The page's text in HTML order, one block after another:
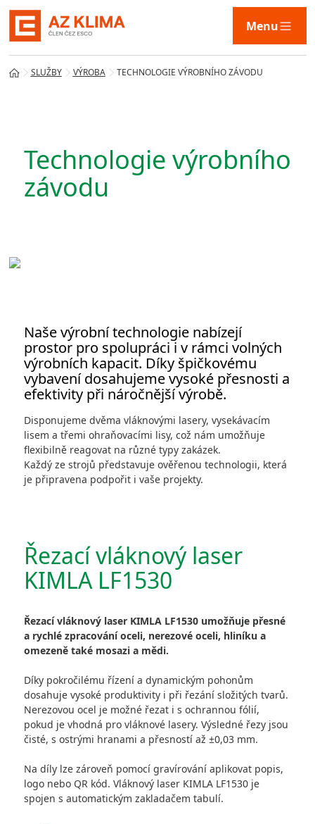
Menu
Technologie
Kontakty
Retrofit VZT
AEROSEAL
E-SHOP
Copyright 2026 AZ KLIMA, a.s.
SLUŽBY VÝROBA TECHNOLOGIE VÝROBNÍHO ZÁVODU
Technologie výrobního
závodu
Naše výrobní technologie nabízejí
prostor pro spolupráci i v rámci volných
výrobních kapacit. Díky špičkovému
vybavení dosahujeme vysoké přesnosti a
efektivity při náročnější výrobě.
Disponujeme dvěma vláknovými lasery, vysekávacím
lisem a třemi ohraňovacími lisy, což nám umožňuje
flexibilně reagovat na různé typy zakázek.
Každý ze strojů představuje ověřenou technologii, která
je připravena podpořit i vaše projekty.
Řezací vláknový laser
KIMLA LF1530
Řezací vláknový laser KIMLA LF1530 umožňuje přesné
a rychlé zpracování oceli, nerezové oceli, hliníku a
omezeně také mosazi a mědi.
Díky pokročilému řízení a dynamickým pohonům
dosahuje vysoké produktivity i při řezání složitých tvarů.
Nerezovou ocel je možné řezat i s ochrannou fólií,
pokud je vhodná pro vláknové lasery. Výsledné řezy jsou
čisté, s ostrými hranami a přesností až ±0,03 mm.
Na díly lze zároveň pomocí gravírování aplikovat popis,
logo nebo QR kód. Vláknový laser KIMLA LF1530 je
spojen s automatickým zakladačem tabulí.